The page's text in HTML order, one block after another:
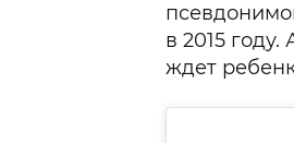
в 2015
ждет